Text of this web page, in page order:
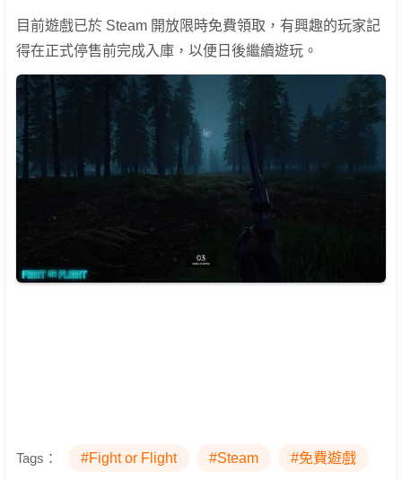
目前遊戲已於 Steam 開放限時免費領取，有興趣的玩家記
得在正式停售前完成入庫，以便日後繼續遊玩。
Tags： #Fight or Flight #Steam #免費遊戲